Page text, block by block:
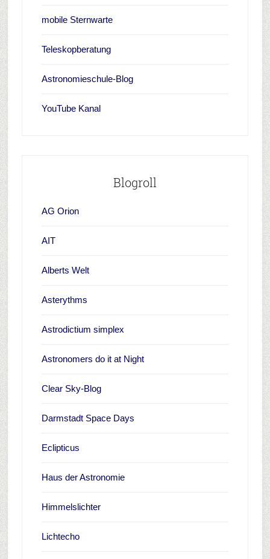
mobile Sternwarte
Teleskopberatung
Astronomieschule-Blog
YouTube Kanal
Blogroll
AG Orion
AIT
Alberts Welt
Asterythms
Astrodictium simplex
Astronomers do it at Night
Clear Sky-Blog
Darmstadt Space Days
Eclipticus
Haus der Astronomie
Himmelslichter
Lichtecho